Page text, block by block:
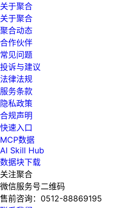
关于聚合
关于聚合
聚合动态
合作伙伴
常见问题
投诉与建议
法律法规
服务条款
隐私政策
合规声明
快速入口
MCP数据
AI Skill Hub
数据块下载
关注聚合
微信服务号二维码
售前咨询： 0512-88869195